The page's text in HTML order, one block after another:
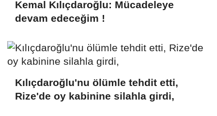
Kemal Kılıçdaroğlu: Mücadeleye
devam edeceğim !
Kılıçdaroğlu'nu ölümle tehdit etti,
Rize'de oy kabinine silahla girdi,